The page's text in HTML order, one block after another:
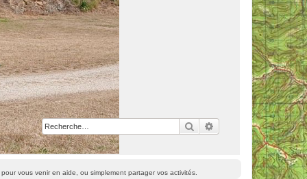
RechercherRecherche avancée
vous venir en aide, ou simplement partager vos activités.